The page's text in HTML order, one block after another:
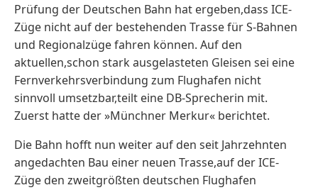
Prüfung der Deutschen Bahn hat ergeben,dass ICE-
Züge nicht auf der bestehenden Trasse für S-Bahnen
und Regionalzüge fahren können. Auf den
aktuellen,schon stark ausgelasteten Gleisen sei eine
Fernverkehrsverbindung zum Flughafen nicht
sinnvoll umsetzbar,teilt eine DB-Sprecherin mit.
Zuerst hatte der »Münchner Merkur« berichtet.
Die Bahn hofft nun weiter auf den seit Jahrzehnten
angedachten Bau einer neuen Trasse,auf der ICE-
Züge den zweitgrößten deutschen Flughafen